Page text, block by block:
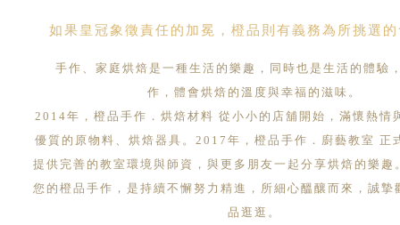
如果皇冠象徵責任的加冕，橙品則有義務為所挑選
手作、家庭烘焙是一種生活的樂趣，同時也是生活的體驗
作，體會烘焙的溫度與幸福的滋味。
2014年，橙品手作．烘焙材料 從小小的店舖開始，滿懷熱情
優質的原物料、烘焙器具。2017年，橙品手作．廚藝教室 正
提供完善的教室環境與師資，與更多朋友一起分享烘焙的樂趣
您的橙品手作，是持續不懈努力精進，所細心醞釀而來，誠摯
品逛逛。